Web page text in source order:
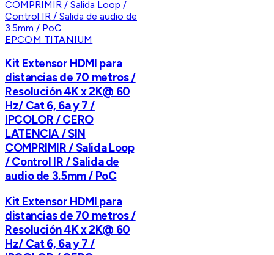
EPCOM TITANIUM
Kit Extensor HDMI para
distancias de 70 metros /
Resolución 4K x 2K@ 60
Hz/ Cat 6, 6a y 7 /
IPCOLOR / CERO
LATENCIA / SIN
COMPRIMIR / Salida Loop
/ Control IR / Salida de
audio de 3.5mm / PoC
Kit Extensor HDMI para
distancias de 70 metros /
Resolución 4K x 2K@ 60
Hz/ Cat 6, 6a y 7 /